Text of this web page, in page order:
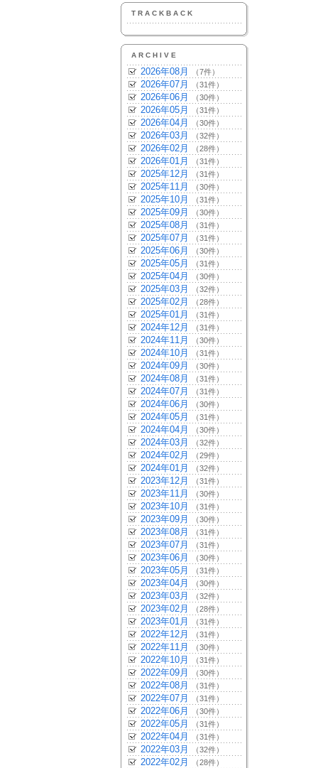
TRACKBACK
ARCHIVE
2026年08月 （7件）
2026年07月 （31件）
2026年06月 （30件）
2026年05月 （31件）
2026年04月 （30件）
2026年03月 （32件）
2026年02月 （28件）
2026年01月 （31件）
2025年12月 （31件）
2025年11月 （30件）
2025年10月 （31件）
2025年09月 （30件）
2025年08月 （31件）
2025年07月 （31件）
2025年06月 （30件）
2025年05月 （31件）
2025年04月 （30件）
2025年03月 （32件）
2025年02月 （28件）
2025年01月 （31件）
2024年12月 （31件）
2024年11月 （30件）
2024年10月 （31件）
2024年09月 （30件）
2024年08月 （31件）
2024年07月 （31件）
2024年06月 （30件）
2024年05月 （31件）
2024年04月 （30件）
2024年03月 （32件）
2024年02月 （29件）
2024年01月 （32件）
2023年12月 （31件）
2023年11月 （30件）
2023年10月 （31件）
2023年09月 （30件）
2023年08月 （31件）
2023年07月 （31件）
2023年06月 （30件）
2023年05月 （31件）
2023年04月 （30件）
2023年03月 （32件）
2023年02月 （28件）
2023年01月 （31件）
2022年12月 （31件）
2022年11月 （30件）
2022年10月 （31件）
2022年09月 （30件）
2022年08月 （31件）
2022年07月 （31件）
2022年06月 （30件）
2022年05月 （31件）
2022年04月 （31件）
2022年03月 （32件）
2022年02月 （28件）